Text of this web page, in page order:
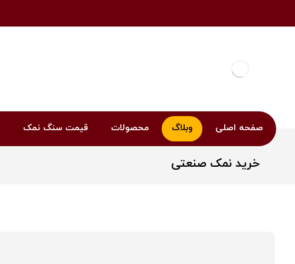
صفحه اصلی وبلاگ محصولات قیمت سنگ نمک
خرید نمک صنعتی